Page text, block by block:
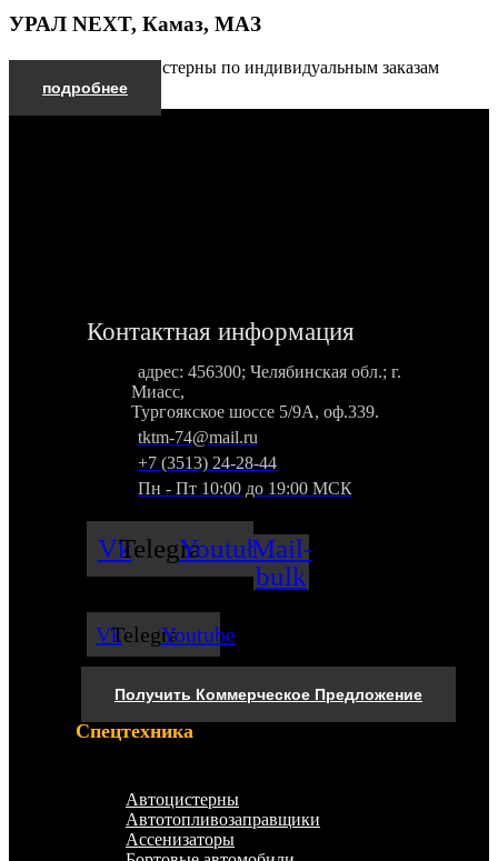
УРАЛ NEXT, Камаз, МАЗ
Производим автоцистерны по индивидуальным заказам
подробнее
Контактная информация
адрес: 456300; Челябинская обл.; г.
Миасс,
Тургоякское шоссе 5/9А, оф.339.
tktm-74@mail.ru
+7 (3513) 24-28-44
Пн - Пт 10:00 до 19:00 МСК
VkTelegramYoutubeMail-
bulk
VkTelegramYoutube
Получить Коммерческое Предложение
Спецтехника
Автоцистерны
Автотопливозаправщики
Ассенизаторы